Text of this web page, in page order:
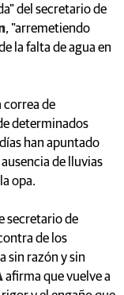
del secretario de
, "arremetiendo
la falta de agua en
correa de
determinados
han apuntado
de lluvias
opa.
secretario de
de los
sin razón y sin
afirma que vuelve a